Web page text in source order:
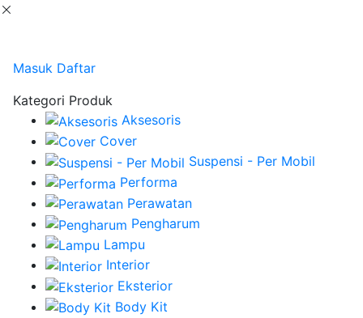
Masuk Daftar
Kategori Produk
Aksesoris
Cover
Suspensi - Per Mobil
Performa
Perawatan
Pengharum
Lampu
Interior
Eksterior
Body Kit